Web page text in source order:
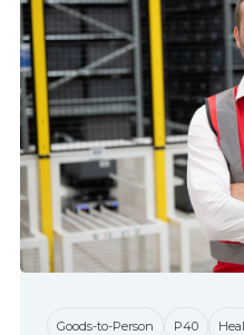
Goods-to-Person P40